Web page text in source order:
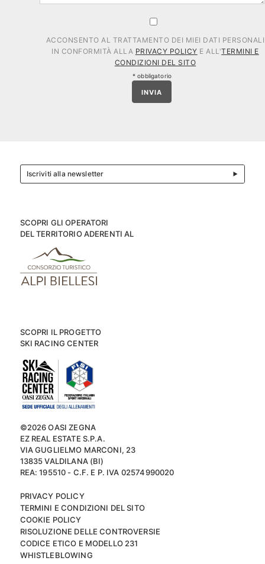
ACCONSENTO AL TRATTAMENTO DEI MIEI DATI PERSONALI
IN CONFORMITÀ ALLA PRIVACY POLICY E ALL'TERMINI E
CONDIZIONI DEL SITO
* obbligatorio
INVIA
Iscriviti alla newsletter
SCOPRI GLI OPERATORI
DEL TERRITORIO ADERENTI AL
SCOPRI IL PROGETTO
SKI RACING CENTER
©2026 OASI ZEGNA
EZ REAL ESTATE S.P.A.
VIA GUGLIELMO MARCONI, 23
13835 VALDILANA (BI)
REA: 195510 - C.F. E P. IVA 02574990020
PRIVACY POLICY
TERMINI E CONDIZIONI DEL SITO
COOKIE POLICY
RISOLUZIONE DELLE CONTROVERSIE
CODICE ETICO E MODELLO 231
WHISTLEBLOWING